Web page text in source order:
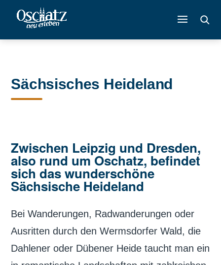
Sächsisches Heideland
Zwischen Leipzig und Dresden,
also rund um Oschatz, befindet
sich das wunderschöne
Sächsische Heideland
Bei Wanderungen, Radwanderungen oder
Ausritten durch den Wermsdorfer Wald, die
Dahlener oder Dübener Heide taucht man ein